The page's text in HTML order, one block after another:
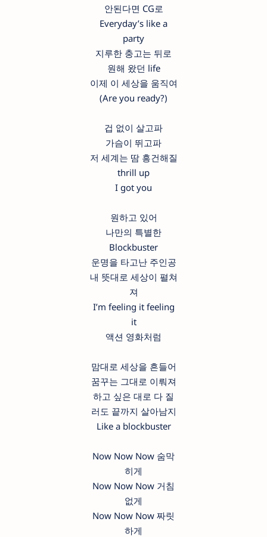
안된다면 CG로
Everyday’s like a
party
지루한 충고는 뒤로
원해 왔던 life
이제 이 세상을 움직여
(Are you ready?)
겁 없이 살고파
가슴이 뛰고파
저 세계는 땀 흥건해질
thrill up
I got you
원하고 있어
나만의 특별한
Blockbuster
운명을 타고난 주인공
내 뜻대로 세상이 펼쳐
져
I’m feeling it feeling
it
액션 영화처럼
맘대로 세상을 흔들어
꿈꾸는 그대로 이뤄져
하고 싶은 대로 다 질
러도 끝까지 살아남지
Like a blockbuster
Now Now Now 숨막
히게
Now Now Now 거침
없게
Now Now Now 짜릿
하게